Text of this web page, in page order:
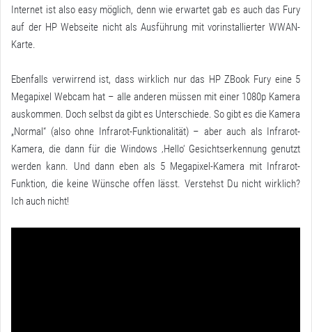
Internet ist also easy möglich, denn wie erwartet gab es auch das Fury
auf der HP Webseite nicht als Ausführung mit vorinstallierter WWAN-
Karte.
Ebenfalls verwirrend ist, dass wirklich nur das HP ZBook Fury eine 5
Megapixel Webcam hat – alle anderen müssen mit einer 1080p Kamera
auskommen. Doch selbst da gibt es Unterschiede. So gibt es die Kamera
„Normal“ (also ohne Infrarot-Funktionalität) – aber auch als Infrarot-
Kamera, die dann für die Windows ‚Hello‘ Gesichtserkennung genutzt
werden kann. Und dann eben als 5 Megapixel-Kamera mit Infrarot-
Funktion, die keine Wünsche offen lässt. Verstehst Du nicht wirklich?
Ich auch nicht!